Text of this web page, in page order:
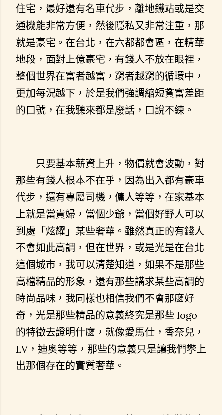
住宅，最好還有名車代步，離地鐵站或是交
通機能非常方便，然後隱私又非常注重，那
就是豪宅。在台北，在六都都會區，在精華
地段，面對上億豪宅，有錢人不放在眼裡，
整個世界在富者越富，窮者越窮的循環中，
更加每況越下，於是我們強調縮短貧富差距
的口號，在我聽來都是廢話，口說不練。
只要基本薪資上升，物價就會波動，對
那些有錢人根本不在乎，因為出入都有豪車
代步，還有專屬司機，傭人等等，在家基本
上就是當貴婦，當個少爺，當個好野人可以
到處「炫耀」某些奢華。雖然真正的有錢人
不會如此高調，但在世界，或是光是在台北
這個城市，我可以清楚知道，如果不是那些
高檔精品的形象，還有那些講求某些高調的
時尚品味，我同樣也相信我們不會那麼好
奇，光是那些精品的意義終究是那些 logo
的特徵去證明什麼，就像愛馬仕，香奈兒，
LV，迪奧等等，那些的意義只是讓我們攀上
出那個存在的實質奢華。